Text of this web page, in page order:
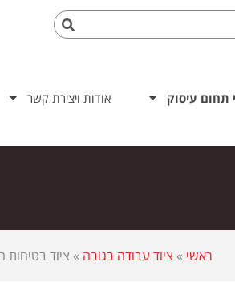
תחום עיסוק אודות ויצירת קשר
ראשי » ציוד עבודה בגובה » ציוד בטיחות